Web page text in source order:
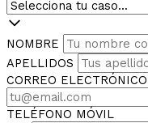
NOMBRE
APELLIDOS
CORREO ELECTRÓNICO
TELÉFONO MÓVIL